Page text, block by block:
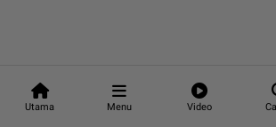
Utama Menu Video